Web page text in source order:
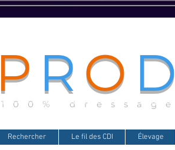
P RO D
100% dressage
Rechercher Le fil des CDI Élevage